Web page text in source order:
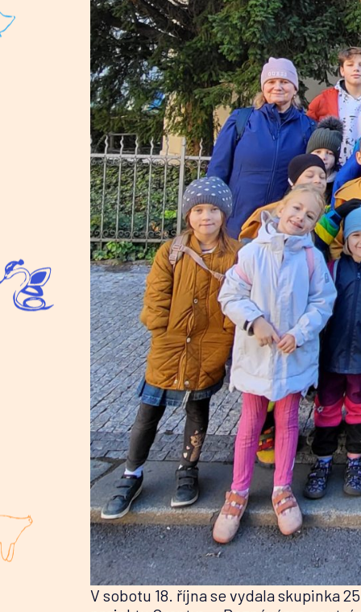
V sobotu 18. října se vydala skupinka